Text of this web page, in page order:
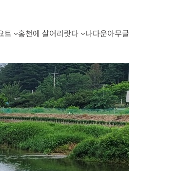
트 홍천에 살어리랏다 나다운아무글